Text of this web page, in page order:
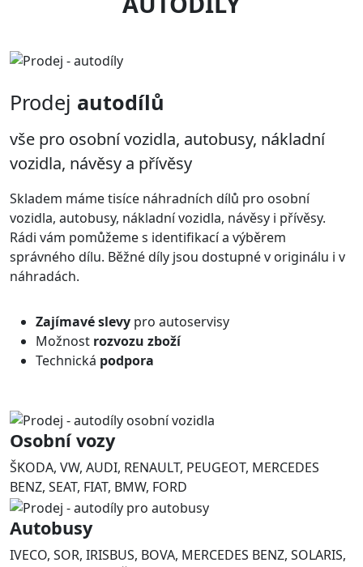
Prodej autodílů
vše pro osobní vozidla, autobusy, nákladní
vozidla, návěsy a přívěsy
Skladem máme tisíce náhradních dílů pro osobní
vozidla, autobusy, nákladní vozidla, návěsy i přívěsy.
Rádi vám pomůžeme s identifikací a výběrem
správného dílu. Běžné díly jsou dostupné v originálu i v
náhradách.
Zajímavé slevy pro autoservisy
Možnost rozvozu zboží
Technická podpora
Osobní vozy
ŠKODA, VW, AUDI, RENAULT, PEUGEOT, MERCEDES
BENZ, SEAT, FIAT, BMW, FORD
Autobusy
IVECO, SOR, IRISBUS, BOVA, MERCEDES BENZ, SOLARIS,